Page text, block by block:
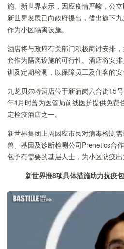
施。新世界表示，因应疫情严峻，公
新世界发展已向政府提出，借出旗下
作为小区隔离设施。
酒店将与政府有关部门积极商讨安排
套作为隔离设施的可行性。酒店将安
训及定期检测，以保障员工及住客的安
九龙贝尔特酒店位于新蒲岗六合街15
年4月时曾为医管局前线医护提供免费
定检疫酒店之一。
新世界集团上周因应市民对病毒检测
兽、基因及诊断检测公司Prenetics合
包予有需要的基层人士，为小区防疫出
新世界推8项具体措施助力抗疫